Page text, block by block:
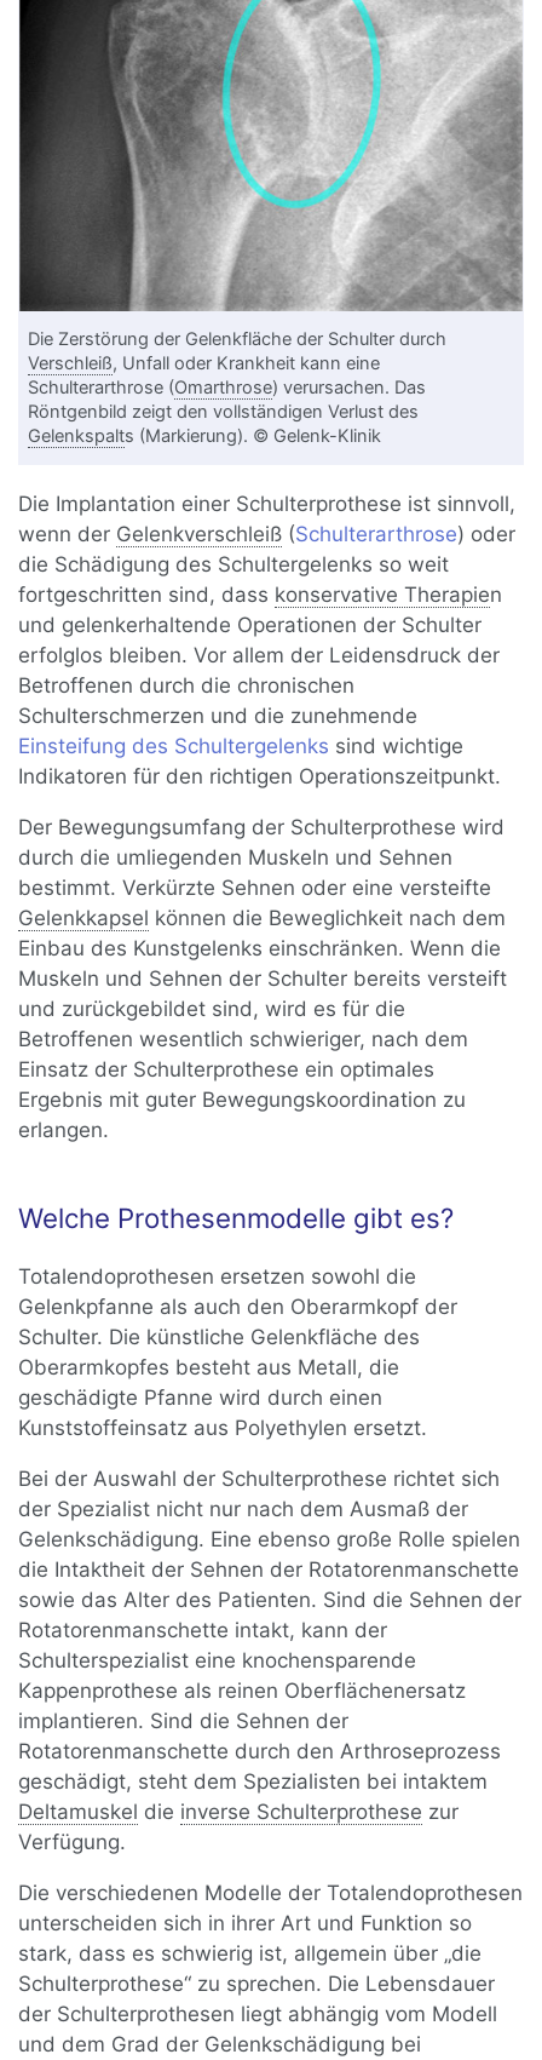
Die Zerstörung der Gelenkfläche der Schulter durch
Verschleiß, Unfall oder Krankheit kann eine
Schulterarthrose (Omarthrose) verursachen. Das
Röntgenbild zeigt den vollständigen Verlust des
Gelenkspalts (Markierung). © Gelenk-Klinik
Die Implantation einer Schulterprothese ist sinnvoll,
wenn der Gelenkverschleiß (Schulterarthrose) oder
die Schädigung des Schultergelenks so weit
fortgeschritten sind, dass konservative Therapien
und gelenkerhaltende Operationen der Schulter
erfolglos bleiben. Vor allem der Leidensdruck der
Betroffenen durch die chronischen
Schulterschmerzen und die zunehmende
Einsteifung des Schultergelenks sind wichtige
Indikatoren für den richtigen Operationszeitpunkt.
Der Bewegungsumfang der Schulterprothese wird
durch die umliegenden Muskeln und Sehnen
bestimmt. Verkürzte Sehnen oder eine versteifte
Gelenkkapsel können die Beweglichkeit nach dem
Einbau des Kunstgelenks einschränken. Wenn die
Muskeln und Sehnen der Schulter bereits versteift
und zurückgebildet sind, wird es für die
Betroffenen wesentlich schwieriger, nach dem
Einsatz der Schulterprothese ein optimales
Ergebnis mit guter Bewegungskoordination zu
erlangen.
Welche Prothesenmodelle gibt es?
Totalendoprothesen ersetzen sowohl die
Gelenkpfanne als auch den Oberarmkopf der
Schulter. Die künstliche Gelenkfläche des
Oberarmkopfes besteht aus Metall, die
geschädigte Pfanne wird durch einen
Kunststoffeinsatz aus Polyethylen ersetzt.
Bei der Auswahl der Schulterprothese richtet sich
der Spezialist nicht nur nach dem Ausmaß der
Gelenkschädigung. Eine ebenso große Rolle spielen
die Intaktheit der Sehnen der Rotatorenmanschette
sowie das Alter des Patienten. Sind die Sehnen der
Rotatorenmanschette intakt, kann der
Schulterspezialist eine knochensparende
Kappenprothese als reinen Oberflächenersatz
implantieren. Sind die Sehnen der
Rotatorenmanschette durch den Arthroseprozess
geschädigt, steht dem Spezialisten bei intaktem
Deltamuskel die inverse Schulterprothese zur
Verfügung.
Die verschiedenen Modelle der Totalendoprothesen
unterscheiden sich in ihrer Art und Funktion so
stark, dass es schwierig ist, allgemein über „die
Schulterprothese“ zu sprechen. Die Lebensdauer
der Schulterprothesen liegt abhängig vom Modell
und dem Grad der Gelenkschädigung bei